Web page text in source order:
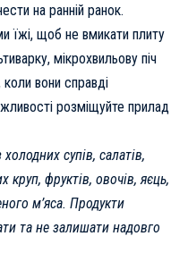
на ранній ранок.
їжі, щоб не вмикати плиту
мікрохвильову піч
вони справді
розміщуйте прилад
супів, салатів,
круп, фруктів, овочів, яєць,
м’яса. Продукти
та не залишати надовго